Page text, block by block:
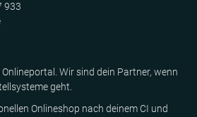
933
Wir sind dein Partner, wenn
geht.
Onlineshop nach deinem CI und